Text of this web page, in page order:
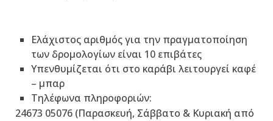
Ελάχιστος αριθμός για την πραγματοποίηση
των δρομολογίων είναι 10 επιβάτες
Υπενθυμίζεται ότι στο καράβι λειτουργεί καφέ
– μπαρ
Τηλέφωνα πληροφοριών:
24673 05076 (Παρασκευή, Σάββατο & Κυριακή από